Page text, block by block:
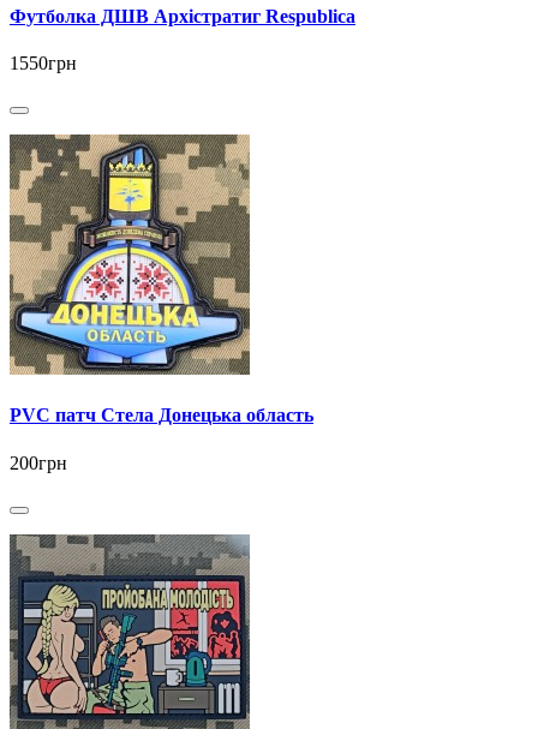
Футболка ДШВ Архістратиг Respublica
1550грн
PVC патч Стела Донецька область
200грн